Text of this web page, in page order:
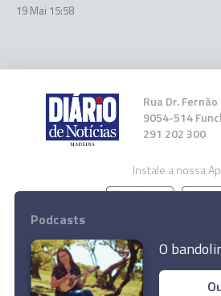
19 Mai 15:58
Rua Dr.
9054-514
291 202 300
Instale a nossa
© 2025 Empresa Diário de
Podcasts
O